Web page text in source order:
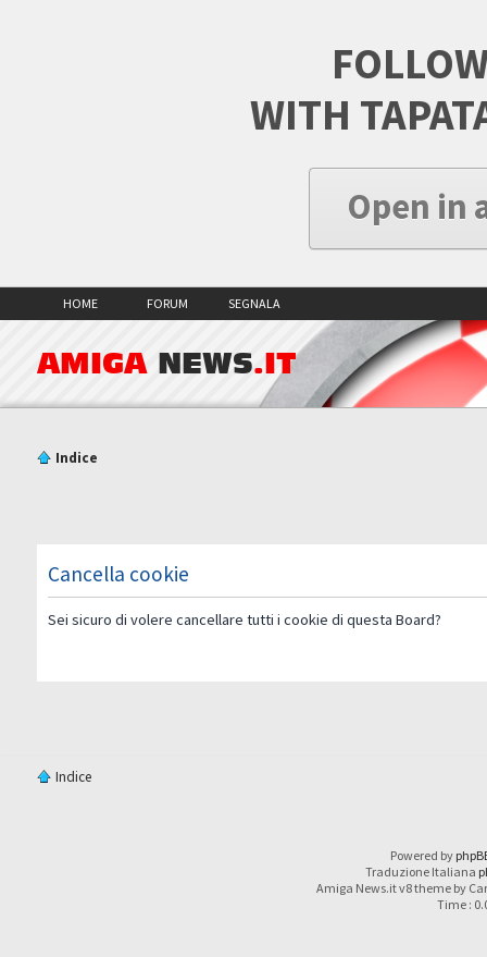
WITH
Open in
HOME FORUM SEGNALA
AMIGA NEWS.IT
Indice
Cancella cookie
Sei sicuro di volere cancellare tutti i cookie di questa Board?
Indice
Powered by
Traduzione Italiana
Amiga News.it v8 theme by
Time :